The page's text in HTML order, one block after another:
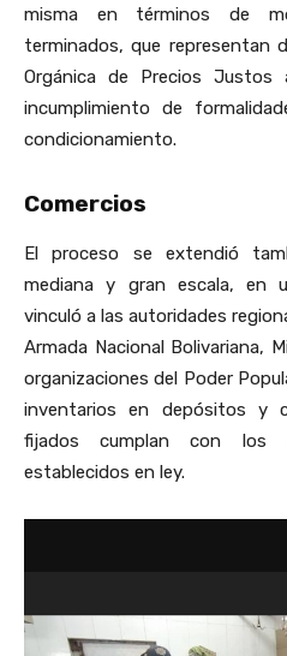
misma en términos de
terminados, que representan
Orgánica de Precios
incumplimiento de
condicionamiento.
Comercios
El proceso se extendió
mediana y gran escala, en
vinculó a las autoridades
Armada Nacional Bolivariana,
organizaciones del Poder
inventarios en depósitos y
fijados cumplan con los
establecidos en ley.